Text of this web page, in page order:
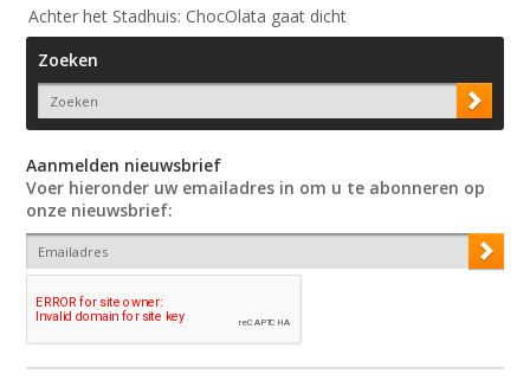
Achter het Stadhuis: ChocOlata gaat dicht
Zoeken
Aanmelden nieuwsbrief
Voer hieronder uw emailadres in om u te abonneren op
onze nieuwsbrief: